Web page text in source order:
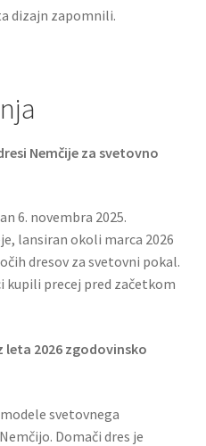
dizajn zapomnili.
Nemčije za svetovno
6. novembra 2025.
lansiran okoli marca 2026
dresov za svetovni pokal.
kupili precej pred začetkom
leta 2026 zgodovinsko
svetovnega
Domači dres je